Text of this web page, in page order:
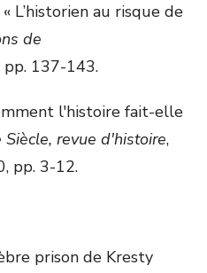
L’historien au risque de
de
pp. 137-143.
l'histoire fait-elle
Siècle, revue d'histoire,
pp. 3-12.
prison de Kresty